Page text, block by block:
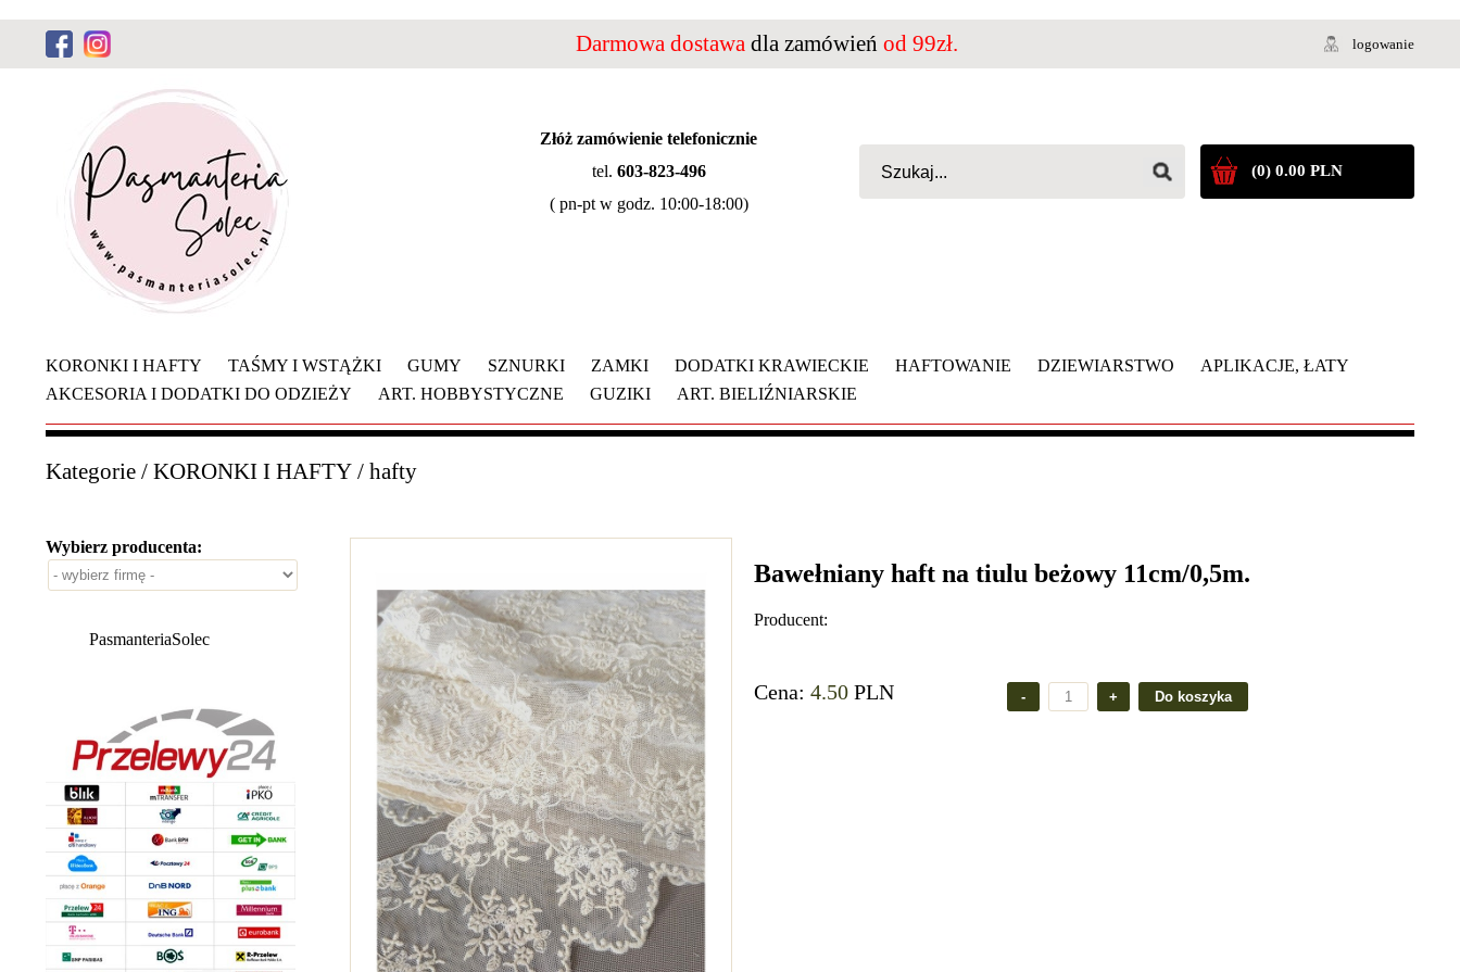
Darmowa dostawa dla zamówień od 99zł. logowanie
Złóż zamówienie telefonicznie
tel. 603-823-496
( pn-pt w godz. 10:00-18:00)
(0) 0.00 PLN
KORONKI I HAFTY TAŚMY I WSTĄŻKI GUMY SZNURKI ZAMKI DODATKI KRAWIECKIE HAFTOWANIE DZIEWIARSTWO
APLIKACJE, ŁATY
AKCESORIA I DODATKI DO ODZIEŻY
ART. HOBBYSTYCZNE GUZIKI ART. BIELIŹNIARSKIE
Kategorie / KORONKI I HAFTY / hafty
Wybierz producenta:
PasmanteriaSolec
Bawełniany haft na tiulu beżowy 11cm/0,5m.
Producent:
Cena: 4.50 PLN